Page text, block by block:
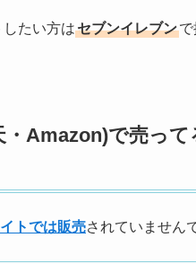
たい方はセブンイレブンで
Amazon)で売って
トでは販売されていません